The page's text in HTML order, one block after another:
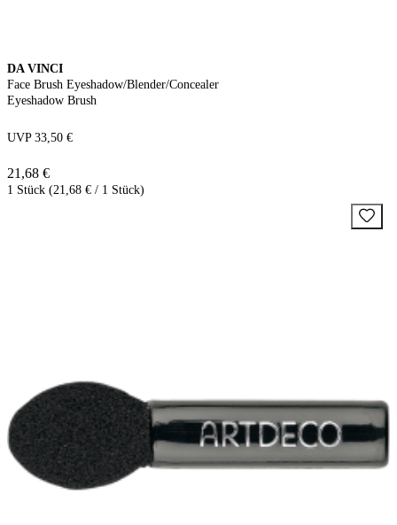
DA VINCI
Face Brush Eyeshadow/Blender/Concealer
Eyeshadow Brush
UVP 33,50 €
21,68 €
1 Stück (21,68 € / 1 Stück)